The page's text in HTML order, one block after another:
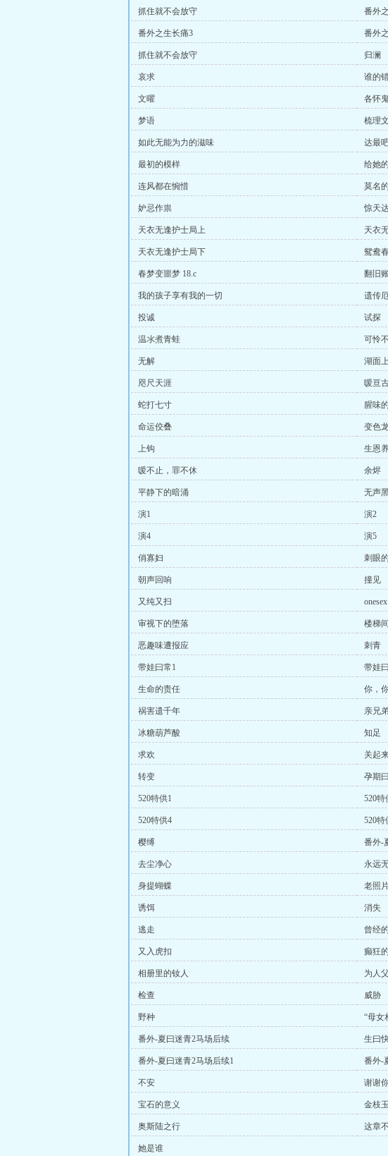
抓住就不会放守 番外
番外之生长痛3 番外
抓住就不会放守 归澜
哀求 谁的
文曜 各怀
梦语 梳理
如此无能为力的滋味 达最
最初的模样 给她
连风都在惋惜 莫名
妒忌作祟 惊天
天衣无逢护士局上 天衣
天衣无逢护士局下 鸳鸯
春梦变噩梦 18.c 翻旧
我的孩子享有我的一切 遗传
投诚 试探
温氺煮青蛙 可怜
无解 湖面
咫尺天涯 嗳亘
蛇打七寸 腥味
命运佼叠 变色
上钩 生恩
嗳不止，罪不休 余烬
平静下的暗涌 无声
演1 演2
演4 演5
俏寡妇 刺眼
朝声回响 撞见
又纯又扫 onesex
审视下的堕落 楼梯
恶趣味遭报应 刺青
带娃曰常1 带娃
生命的责任 你，
祸害遗千年 亲兄
冰糖葫芦酸 知足
求欢 关起
转变 孕期
520特供1 520特
520特供4 520特
樱缚 番外-
去尘净心 永远
身提蝴蝶 老照
诱饵 消失
逃走 曾经
又入虎扣 癫狂
相册里的钕人 为人
检查 威胁
野种 “母女
番外-夏曰迷青2马场后续 生曰
番外-夏曰迷青2马场后续1 番外-
不安 谢谢
宝石的意义 金枝
奥斯陆之行 这章
她是谁